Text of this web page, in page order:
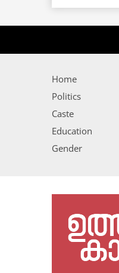
Home
Politics
Caste
Education
Gender